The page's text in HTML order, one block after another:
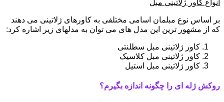
انواع کاور ژلاتینی مبل
بر اساس نوع مبلمان اسامی مختلفی به کاورهای ژلاتینی می دهند
که از مشهور ترین این مدل های می توان به مدلهای زیر اشاره کرد:
کاور ژلاتینی مبل سطلنتی
کاور ژلاتینی مبل کلاسیک
کاور ژلاتینی مبل استیل
روکش ژله ای را چگونه اندازه بگیرم؟